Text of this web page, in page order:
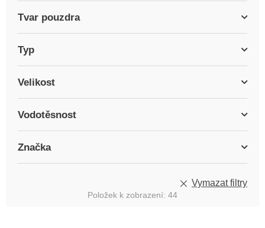
Tvar pouzdra
Typ
Velikost
Vodotěsnost
Značka
Vymazat filtry
Položek k zobrazení: 44